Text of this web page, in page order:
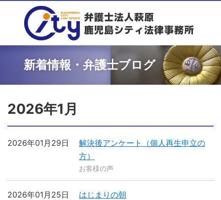
新着情報・弁護士ブログ
2026年1月
解決後アンケート（個人再生申立の
方）
2026年01月29日
お客様の声
はじまりの朝
2026年01月25日